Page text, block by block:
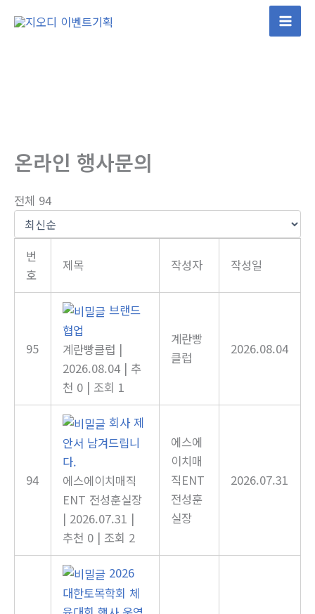
온라인 행사문의
전체 94
번
호
제목 작성자 작성일
95
브랜드
협업
계란빵클럽 |
2026.08.04 | 추
천 0 | 조회 1
계란빵
클럽
2026.08.04
94
회사 제
안서 남겨드립니
다.
에스에이치매직
ENT 전성훈실장
| 2026.07.31 |
추천 0 | 조회 2
에스에
이치매
직ENT
전성훈
실장
2026.07.31
2026
대한토목학회 체